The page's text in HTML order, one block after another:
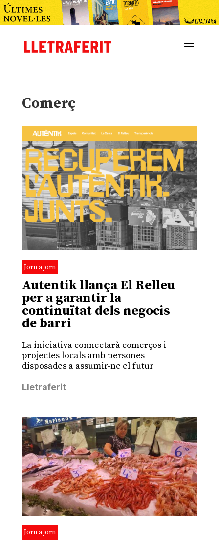
Comerç
Jorn a jorn
Autentik llança El Relleu
per a garantir la
continuïtat dels negocis
de barri
La iniciativa connectarà comerços i
projectes locals amb persones
disposades a assumir-ne el futur
Lletraferit
Jorn a jorn